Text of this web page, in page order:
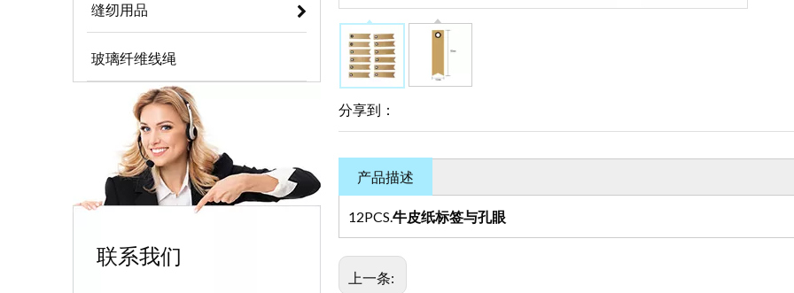
缝纫用品
玻璃纤维线绳
联系我们
分享到：
产品描述
12PCS.牛皮纸标签与孔眼
上一条: